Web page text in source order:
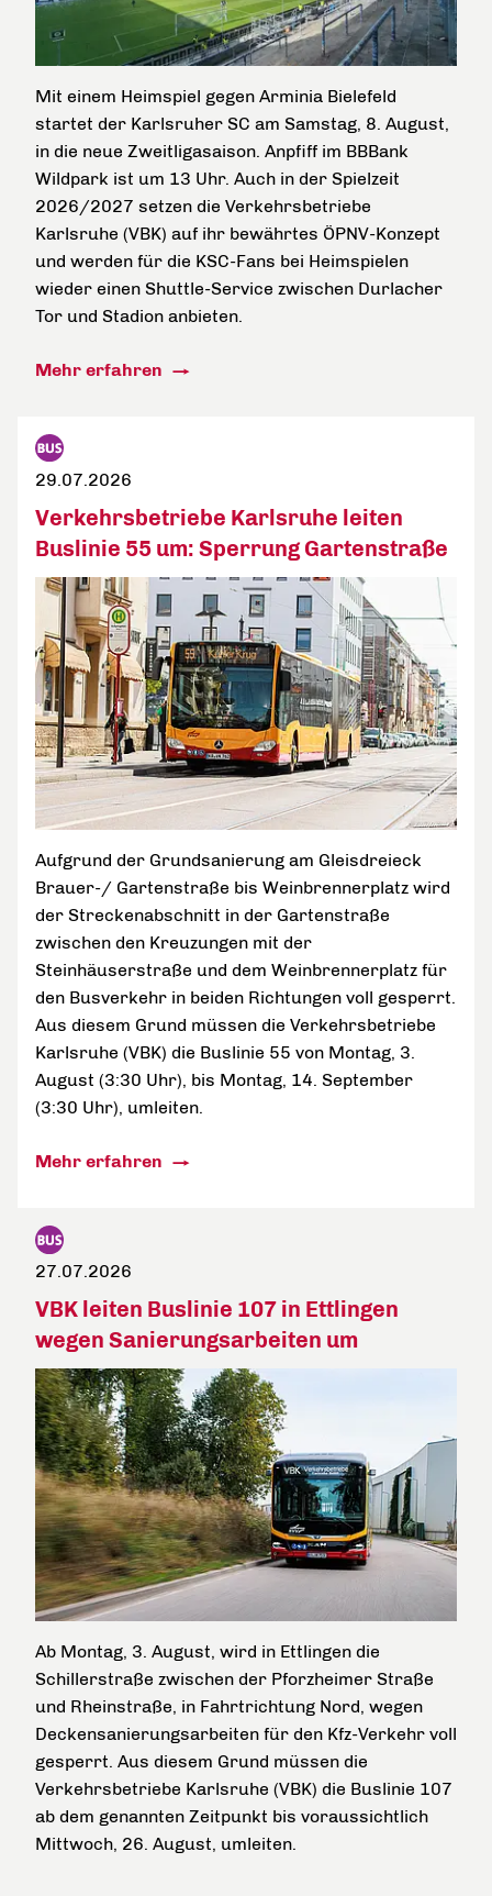
Mit einem Heimspiel gegen Arminia Bielefeld
startet der Karlsruher SC am Samstag, 8. August,
in die neue Zweitligasaison. Anpfiff im BBBank
Wildpark ist um 13 Uhr. Auch in der Spielzeit
2026/2027 setzen die Verkehrsbetriebe
Karlsruhe (VBK) auf ihr bewährtes ÖPNV-Konzept
und werden für die KSC-Fans bei Heimspielen
wieder einen Shuttle-Service zwischen Durlacher
Tor und Stadion anbieten.
Mehr erfahren
29.07.2026
Verkehrsbetriebe Karlsruhe leiten
Buslinie 55 um: Sperrung Gartenstraße
Aufgrund der Grundsanierung am Gleisdreieck
Brauer-/ Gartenstraße bis Weinbrennerplatz wird
der Streckenabschnitt in der Gartenstraße
zwischen den Kreuzungen mit der
Steinhäuserstraße und dem Weinbrennerplatz für
den Busverkehr in beiden Richtungen voll gesperrt.
Aus diesem Grund müssen die Verkehrsbetriebe
Karlsruhe (VBK) die Buslinie 55 von Montag, 3.
August (3:30 Uhr), bis Montag, 14. September
(3:30 Uhr), umleiten.
Mehr erfahren
27.07.2026
VBK leiten Buslinie 107 in Ettlingen
wegen Sanierungsarbeiten um
Ab Montag, 3. August, wird in Ettlingen die
Schillerstraße zwischen der Pforzheimer Straße
und Rheinstraße, in Fahrtrichtung Nord, wegen
Deckensanierungsarbeiten für den Kfz-Verkehr voll
gesperrt. Aus diesem Grund müssen die
Verkehrsbetriebe Karlsruhe (VBK) die Buslinie 107
ab dem genannten Zeitpunkt bis voraussichtlich
Mittwoch, 26. August, umleiten.